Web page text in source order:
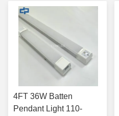
approvato CE SAA, luce
lineare tri-proof con
sensore, dimmerabile,
battens LED a prova di
vapore
4FT 36W Batten
Pendant Light 110-